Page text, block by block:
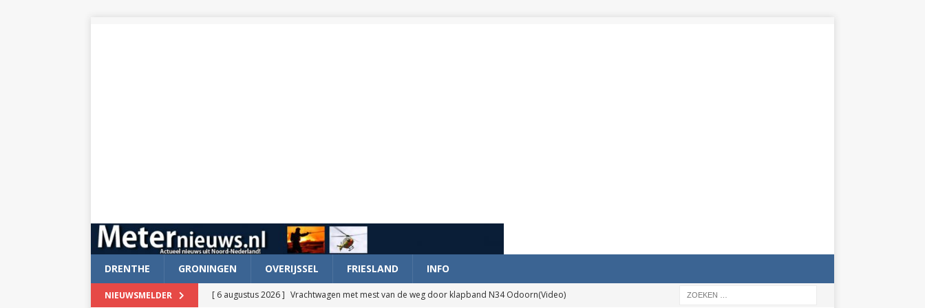
DRENTHE GRONINGEN OVERIJSSEL FRIESLAND INFO
NIEUWSMELDER [ 6 augustus 2026 ] Vrachtwagen met mest van de weg door klapband N34 Odoorn(Video)